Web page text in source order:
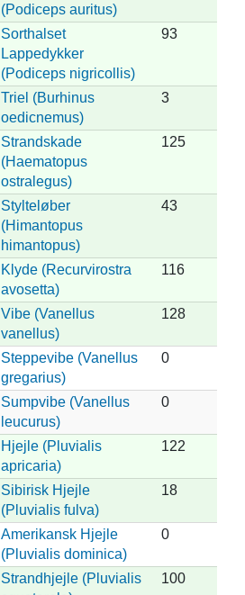
(Podiceps auritus)
Sorthalset
Lappedykker
(Podiceps nigricollis)
93
Triel (Burhinus
oedicnemus)
3
Strandskade
(Haematopus
ostralegus)
125
Stylteløber
(Himantopus
himantopus)
43
Klyde (Recurvirostra
avosetta)
116
Vibe (Vanellus
vanellus)
128
Steppevibe (Vanellus
gregarius)
0
Sumpvibe (Vanellus
leucurus)
0
Hjejle (Pluvialis
apricaria)
122
Sibirisk Hjejle
(Pluvialis fulva)
18
Amerikansk Hjejle
(Pluvialis dominica)
0
Strandhjejle (Pluvialis
100